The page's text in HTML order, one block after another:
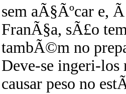
sem aÃ§Ãºcar e,
FranÃ§a, sÃ£o
tambÃ©m no
Deve-se ingeri-los
causar peso no